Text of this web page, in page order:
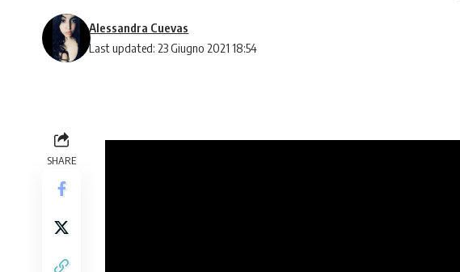
Last updated: 23 Giugno 2021 18:54
Alessandra Cuevas
SHARE